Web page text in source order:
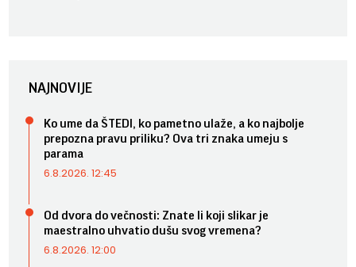
NAJNOVIJE
Ko ume da ŠTEDI, ko pametno ulaže, a ko najbolje
prepozna pravu priliku? Ova tri znaka umeju s
parama
6.8.2026. 12:45
Od dvora do večnosti: Znate li koji slikar je
maestralno uhvatio dušu svog vremena?
6.8.2026. 12:00